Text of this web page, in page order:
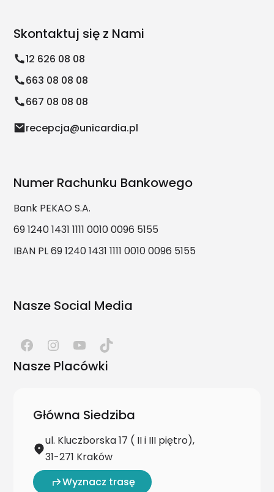
Skontaktuj się z Nami
12 626 08 08
663 08 08 08
667 08 08 08
recepcja@unicardia.pl
Numer Rachunku Bankowego
Bank PEKAO S.A.
69 1240 1431 1111 0010 0096 5155
IBAN PL 69 1240 1431 1111 0010 0096 5155
Nasze Social Media
Nasze Placówki
Główna Siedziba
ul. Kluczborska 17 ( II i III piętro),
31-271 Kraków
Wyznacz trasę